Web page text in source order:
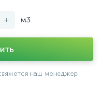
+ м3
наш менеджер